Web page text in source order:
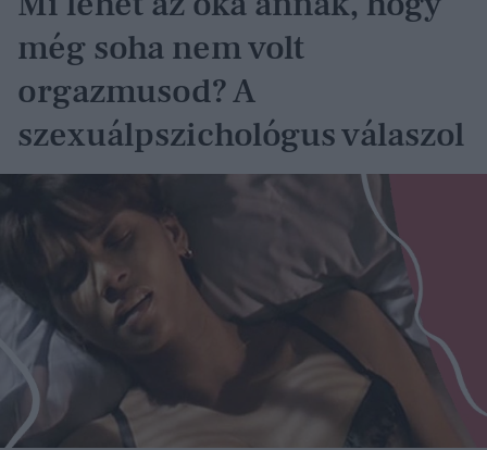
még soha nem volt
orgazmusod? A
szexuálpszichológus válaszol